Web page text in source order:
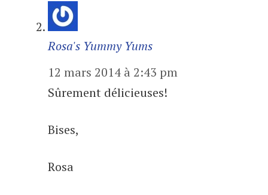
Rosa's Yummy Yums
12 mars 2014 à 2:43 pm
Sûrement délicieuses!
Bises,
Rosa